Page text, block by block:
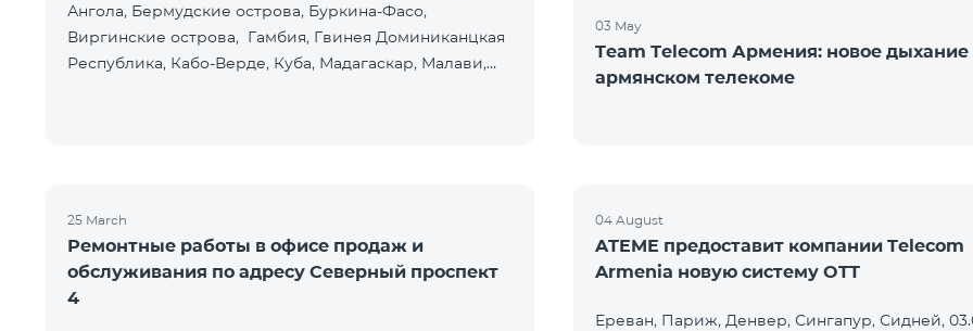
Ангола, Бермудские острова, Буркина-Фасо,
Виргинские острова, Гамбия, Гвинея Доминиканцкая
Республика, Кабо-Верде, Куба, Мадагаскар, Малави,
03 May
Team Тelecom Армения: новое дыхание
армянском телекоме
25 March
Ремонтные работы в офисе продаж и
обслуживания по адресу Северный проспект
4
04 August
ATEME предоставит компании Telecom
Armenia новую систему OTT
Ереван, Париж, Денвер, Сингапур, Сидней,